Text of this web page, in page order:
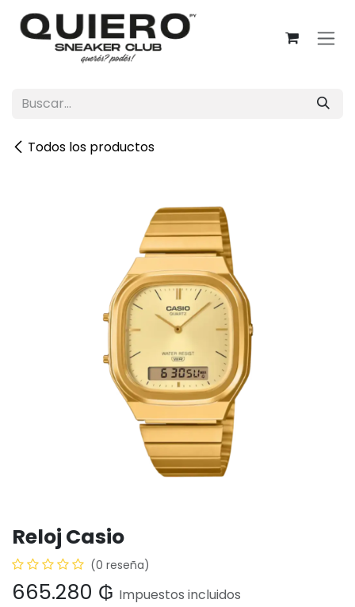
Ir al contenido
Todos los productos
Reloj Casio
(0 reseña)
665.280 ₲ Impuestos incluidos